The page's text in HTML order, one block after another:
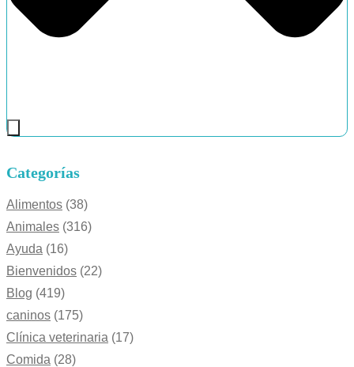
Categorías
Alimentos (38)
Animales (316)
Ayuda (16)
Bienvenidos (22)
Blog (419)
caninos (175)
Clínica veterinaria (17)
Comida (28)